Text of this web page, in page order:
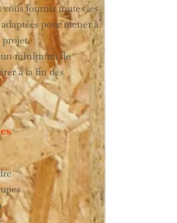
vous fournir toutes les
pour mener à
un minimum de
à la fin des